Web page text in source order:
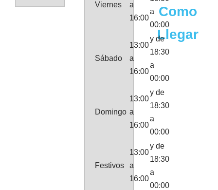
Viernes
a
16:00
a
00:00
Sábado
13:00
a
16:00
y de
18:30
a
00:00
Domingo
13:00
a
16:00
y de
18:30
a
00:00
Festivos
13:00
a
16:00
y de
18:30
a
00:00
Como
Llegar